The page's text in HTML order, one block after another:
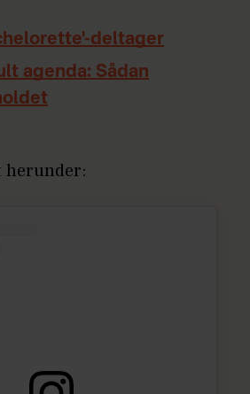
deltager
agenda: Sådan
herunder: